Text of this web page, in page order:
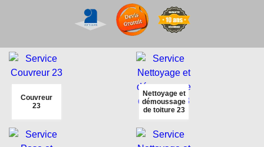
Couvreur
23
Nettoyage et
démoussage
de toiture 23